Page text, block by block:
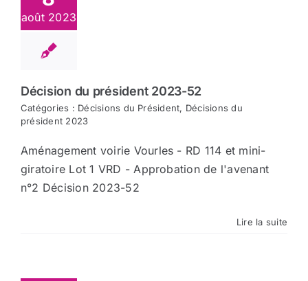
août 2023
Décision du président 2023-52
Catégories : Décisions du Président, Décisions du
président 2023
Aménagement voirie Vourles - RD 114 et mini-
giratoire Lot 1 VRD - Approbation de l'avenant
n°2 Décision 2023-52
Lire la suite